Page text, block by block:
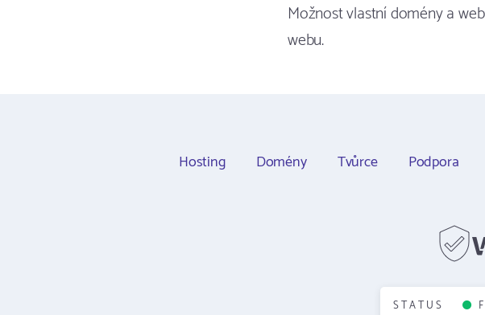
Možnost vlastní domény a
webu.
Hosting Domény Tvůrce Podpora
STATUS